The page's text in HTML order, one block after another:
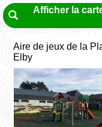
Afficher la
Aire de jeux de la
Elby